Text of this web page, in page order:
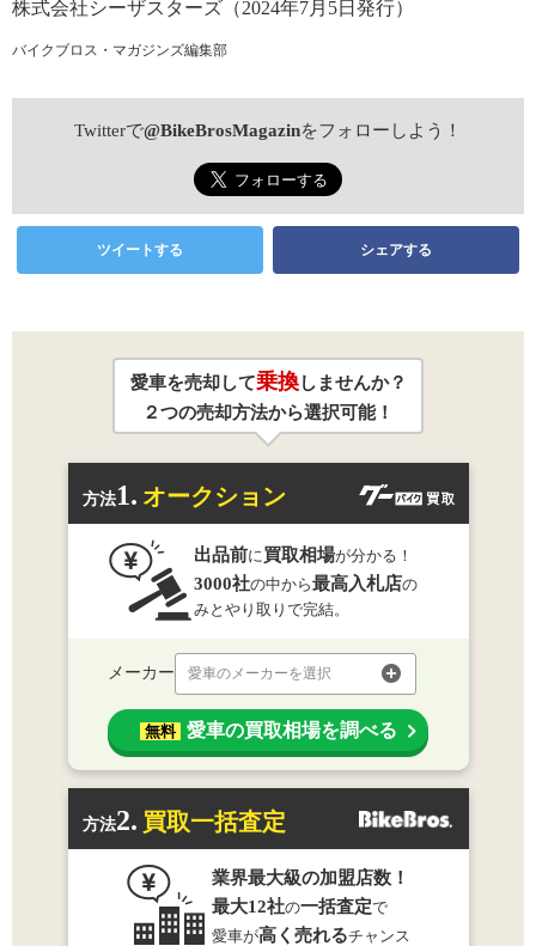
株式会社シーザスターズ（2024年7月5日発行）
バイクブロス・マガジンズ編集部
Twitterで@BikeBrosMagazinをフォローしよう！
ツイートする シェアする
愛車を売却して乗換しませんか？
２つの売却方法から選択可能！
方法1. オークション
出品前に 買取相場が分かる！
3000社の中から最高入札店の
みとやり取りで完結。
メーカー 愛車のメーカーを選択
無料 愛車の買取相場を調べる
方法2. 買取一括査定
業界最大級の加盟店数！
最大12社の一括査定で
愛車が高く売れるチャンス